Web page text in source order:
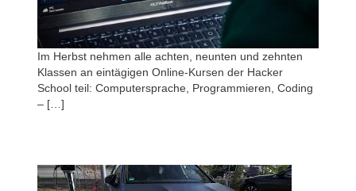
Im Herbst nehmen alle achten, neunten und zehnten
Klassen an eintägigen Online-Kursen der Hacker
School teil: Computersprache, Programmieren, Coding
– […]